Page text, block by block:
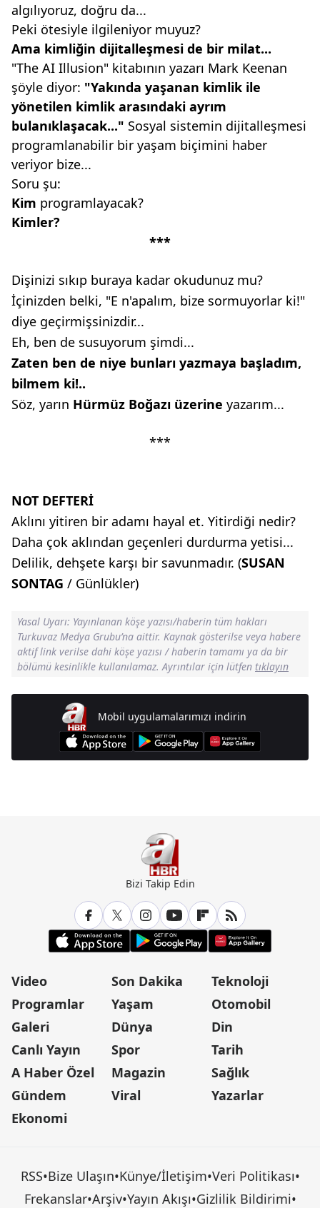
algılıyoruz, doğru da...
Peki ötesiyle ilgileniyor muyuz?
Ama kimliğin dijitalleşmesi de bir milat...
"The AI Illusion" kitabının yazarı Mark Keenan
şöyle diyor: "Yakında yaşanan kimlik ile
yönetilen kimlik arasındaki ayrım
bulanıklaşacak..." Sosyal sistemin dijitalleşmesi
programlanabilir bir yaşam biçimini haber
veriyor bize...
Soru şu:
Kim programlayacak?
Kimler?
***
Dişinizi sıkıp buraya kadar okudunuz mu?
İçinizden belki, "E n'apalım, bize sormuyorlar ki!"
diye geçirmişsinizdir...
Eh, ben de susuyorum şimdi...
Zaten ben de niye bunları yazmaya başladım,
bilmem ki!..
Söz, yarın Hürmüz Boğazı üzerine yazarım...
***
NOT DEFTERİ
Aklını yitiren bir adamı hayal et. Yitirdiği nedir?
Daha çok aklından geçenleri durdurma yetisi...
Delilik, dehşete karşı bir savunmadır. (SUSAN
SONTAG / Günlükler)
Yasal Uyarı: Yayınlanan köşe yazısı/haberin tüm hakları
Turkuvaz Medya Grubu’na aittir. Kaynak gösterilse veya habere
aktif link verilse dahi köşe yazısı / haberin tamamı ya da bir
bölümü kesinlikle kullanılamaz. Ayrıntılar için lütfen tıklayın
Mobil uygulamalarımızı indirin
Bizi Takip Edin
Video
Programlar
Galeri
Canlı Yayın
A Haber Özel
Gündem
Ekonomi
Son Dakika
Yaşam
Dünya
Spor
Magazin
Viral
Teknoloji
Otomobil
Din
Tarih
Sağlık
Yazarlar
RSS•Bize Ulaşın•Künye/İletişim•Veri Politikası•
Frekanslar•Arşiv•Yayın Akışı•Gizlilik Bildirimi•